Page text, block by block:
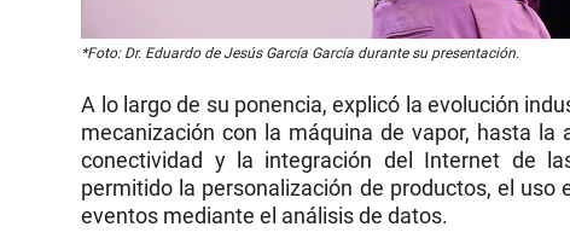
*Foto: Dr. Eduardo de Jesús García García durante su presentación.
A lo largo de su ponencia, explicó la evolución
mecanización con la máquina de vapor, hasta
conectividad y la integración del Internet de
permitido la personalización de productos, el
eventos mediante el análisis de datos.